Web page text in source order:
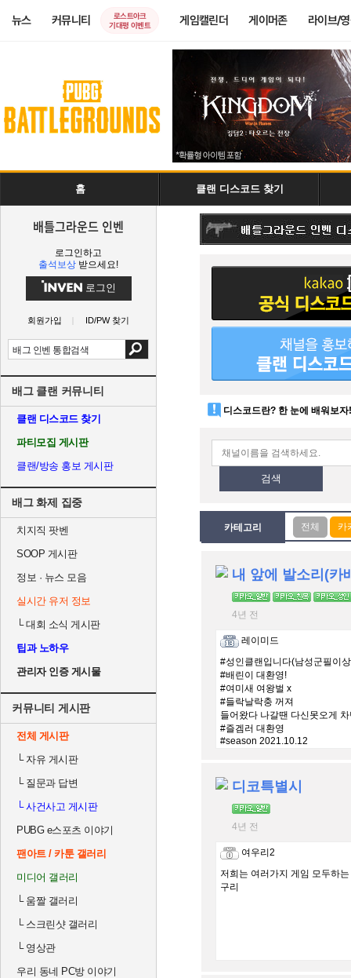
뉴스 커뮤니티
로스트아크
기대평 이벤트
게임캘린더 게이머존 라이브/
홈 클랜 디스코드 찾기
배틀그라운드 인벤
로그인하고
출석보상 받으세요!
로그인
회원가입 ID/PW 찾기
배그 클랜 커뮤니티
클랜 디스코드 찾기
파티모집 게시판
클랜/방송 홍보 게시판
배그 화제 집중
치지직 팟벤
SOOP 게시판
정보 · 뉴스 모음
실시간 유저 정보
└대회 소식 게시판
팁과 노하우
관리자 인증 게시물
커뮤니티 게시판
전체 게시판
└자유 게시판
└질문과 답변
└사건사고 게시판
PUBG e스포츠 이야기
팬아트 / 카툰 갤러리
미디어 갤러리
└움짤 갤러리
└스크린샷 갤러리
└영상관
우리 동네 PC방 이야기
디스코드란? 한 눈에 배워보자!
검색
카테고리
4년 전
레이미드
#성인클랜입니다(남성군필이
#배린이 대환영!
#여미새 여왕벌 x
#들락날락충 꺼져
들어왔다 나갈땐 다신못오게
#즐겜러 대환영
#season 2021.10.12
디코특별시
4년 전
여우리2
저희는 여러가지 게임 모두하
구리